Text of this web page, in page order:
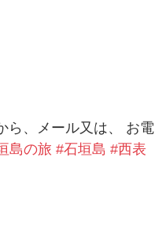
ら、メール又は、 お電
島の旅 #石垣島 #西表